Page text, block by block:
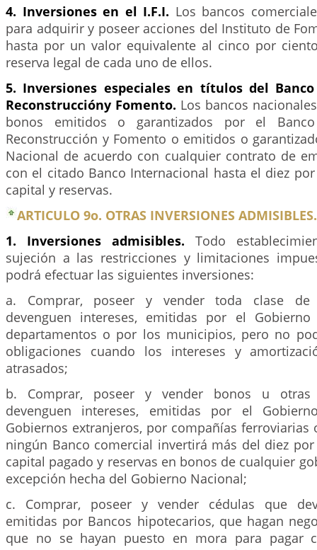
4. Inversiones en el I.F.I. Los bancos
para adquirir y poseer acciones del Instituto de
hasta por un valor equivalente al cinco por
reserva legal de cada uno de ellos.
5. Inversiones especiales en títulos del
Reconstruccióny Fomento. Los bancos
bonos emitidos o garantizados por el
Reconstrucción y Fomento o emitidos o
Nacional de acuerdo con cualquier contrato de
con el citado Banco Internacional hasta el diez
capital y reservas.
ARTICULO 9o. OTRAS INVERSIONES ADMISIBLES.
1. Inversiones admisibles. Todo
sujeción a las restricciones y limitaciones
podrá efectuar las siguientes inversiones:
a. Comprar, poseer y vender toda clase de
devenguen intereses, emitidas por el
departamentos o por los municipios, pero no
obligaciones cuando los intereses y
atrasados;
b. Comprar, poseer y vender bonos u otras
devenguen intereses, emitidas por el
Gobiernos extranjeros, por compañías ferroviarias
ningún Banco comercial invertirá más del diez
capital pagado y reservas en bonos de cualquier
excepción hecha del Gobierno Nacional;
c. Comprar, poseer y vender cédulas que
emitidas por Bancos hipotecarios, que hagan
que no se hayan puesto en mora para pagar